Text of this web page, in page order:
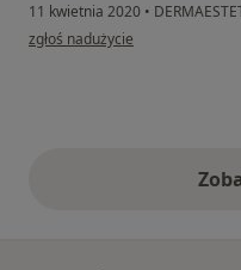
11 kwietnia 2020 •
w opinii użytkownika Kamila,
zgłoś nadużycie